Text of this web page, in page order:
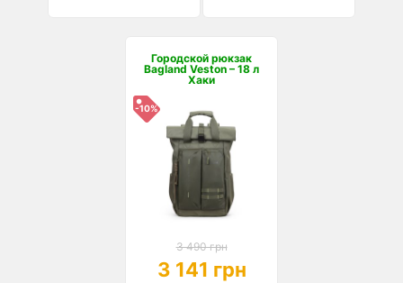
Городской рюкзак
Bagland Veston – 18 л
Хаки
-10%
3 490 грн
3 141 грн